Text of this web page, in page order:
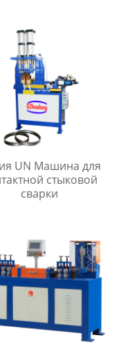
UN Машина для
стыковой
сварки